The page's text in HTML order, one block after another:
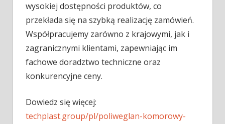
wysokiej dostępności produktów, co
przekłada się na szybką realizację zamówień.
Współpracujemy zarówno z krajowymi, jak i
zagranicznymi klientami, zapewniając im
fachowe doradztwo techniczne oraz
konkurencyjne ceny.
Dowiedz się więcej:
techplast.group/pl/poliweglan-komorowy-